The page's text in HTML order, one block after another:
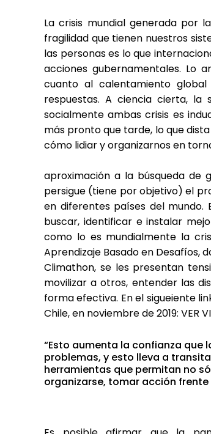
La crisis mundial generada por
fragilidad que tienen nuestros
las personas es lo que
acciones gubernamentales. Lo
cuanto al calentamiento
respuestas. A ciencia cierta, la
socialmente ambas crisis es
más pronto que tarde, lo que
cómo lidiar y organizarnos en
aproximación a la búsqueda de
persigue (tiene por objetivo) el
en diferentes países del
buscar, identificar e instalar
como lo es mundialmente la
Aprendizaje Basado en Desafíos,
Climathon, se les presentan
movilizar a otros, entender las
forma efectiva. En el sigueiente
Chile, en noviembre de 2019: VER
“Esto aumenta la confianza
problemas, y esto lleva a
herramientas que permitan no
organizarse, tomar acción frente